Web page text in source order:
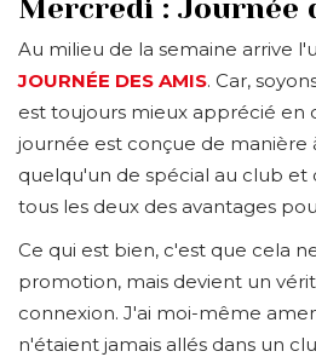
Mercredi : Journée
Au milieu de la semaine arrive
JOURNÉE DES AMIS. Car,
est toujours mieux apprécié en
journée est conçue de manière
quelqu'un de spécial au club et
tous les deux des avantages
Ce qui est bien, c'est que cela
promotion, mais devient un
connexion. J'ai moi-même
n'étaient jamais allés dans un